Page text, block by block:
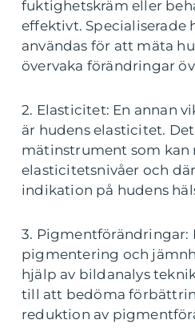
fuktighetskräm eller
effektivt. Specialiserade
användas för att mäta
övervaka förändringar
2. Elasticitet: En annan
är hudens elasticitet.
mätinstrument som kan
elasticitetsnivåer och
indikation på hudens
3. Pigmentförändringar:
pigmentering och
hjälp av bildanalys
till att bedöma
reduktion av